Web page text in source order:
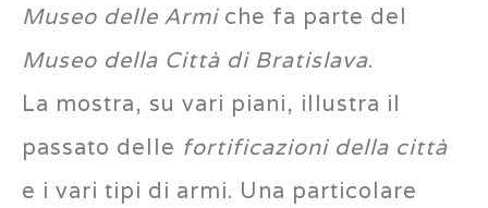
Museo delle Armiche fa parte del
Museo della Città di Bratislava.
La mostra, su vari piani, illustra il
passato delle fortificazioni della città
e i vari tipi di armi. Una particolare